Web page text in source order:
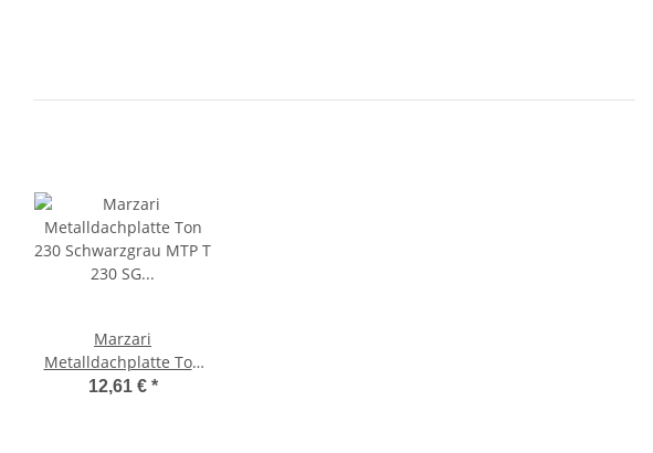
Marzari
Metalldachplatte Ton
230 Schwarzgrau MTP T
12,61 € *